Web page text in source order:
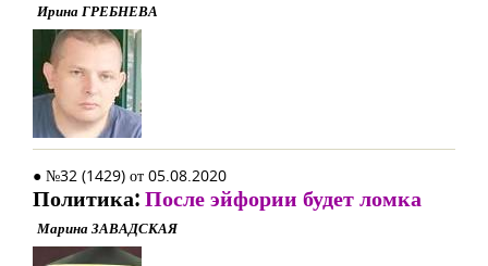
Ирина ГРЕБНЕВА
● №32 (1429) от 05.08.2020
Политика:После эйфории будет ломка
Марина ЗАВАДСКАЯ